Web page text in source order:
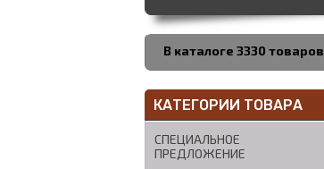
В каталоге 3330 товаров
КАТЕГОРИИ ТОВАРА
СПЕЦИАЛЬНОЕ
ПРЕДЛОЖЕНИЕ